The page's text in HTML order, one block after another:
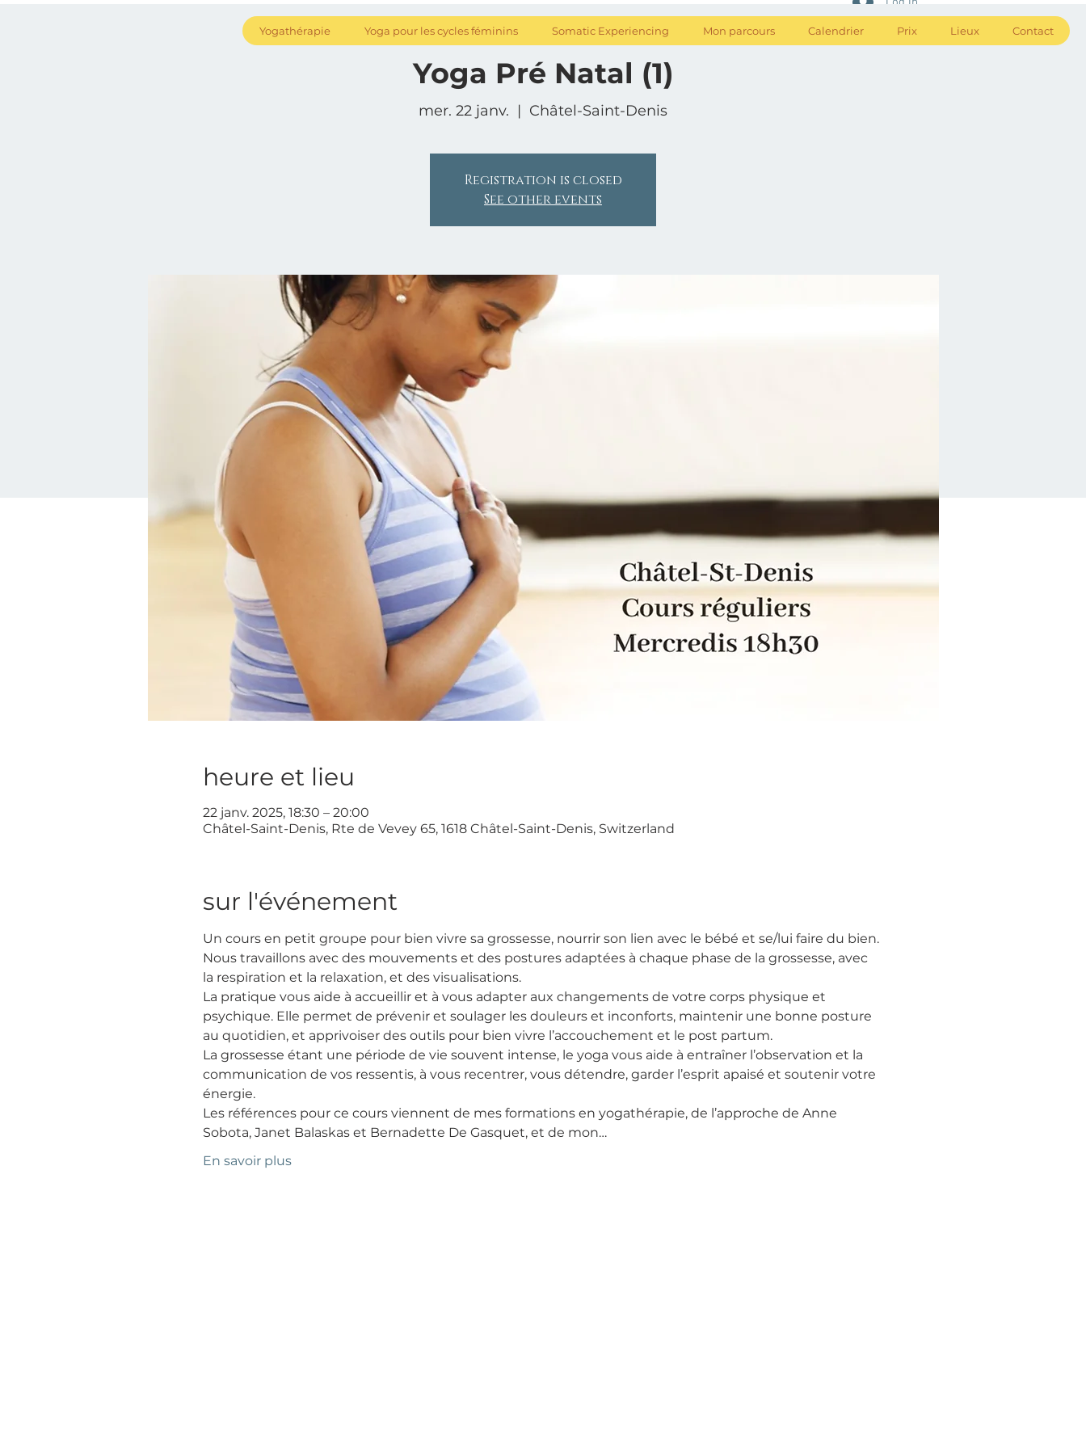
Yogathérapie Yoga pour les cycles féminins Somatic Experiencing Mon parcours Calendrier Prix Lieux Contact
Yoga Pré Natal (1)
mer. 22 janv.
  |
Châtel-Saint-Denis
Registration is closed
See other events
heure et lieu
22 janv. 2025, 18:30 – 20:00
Châtel-Saint-Denis, Rte de Vevey 65, 1618 Châtel-Saint-Denis, Switzerland
sur l'événement
Un cours en petit groupe pour bien vivre sa grossesse, nourrir son lien avec le bébé et se/lui faire du bien.
Nous travaillons avec des mouvements et des postures adaptées à chaque phase de la grossesse, avec
la respiration et la relaxation, et des visualisations.
La pratique vous aide à accueillir et à vous adapter aux changements de votre corps physique et
psychique. Elle permet de prévenir et soulager les douleurs et inconforts, maintenir une bonne posture
au quotidien, et apprivoiser des outils pour bien vivre l’accouchement et le post partum.
La grossesse étant une période de vie souvent intense, le yoga vous aide à entraîner l’observation et la
communication de vos ressentis, à vous recentrer, vous détendre, garder l’esprit apaisé et soutenir votre
énergie.
Les références pour ce cours viennent de mes formations en yogathérapie, de l’approche de Anne
Sobota, Janet Balaskas et Bernadette De Gasquet, et de mon…
En savoir plus